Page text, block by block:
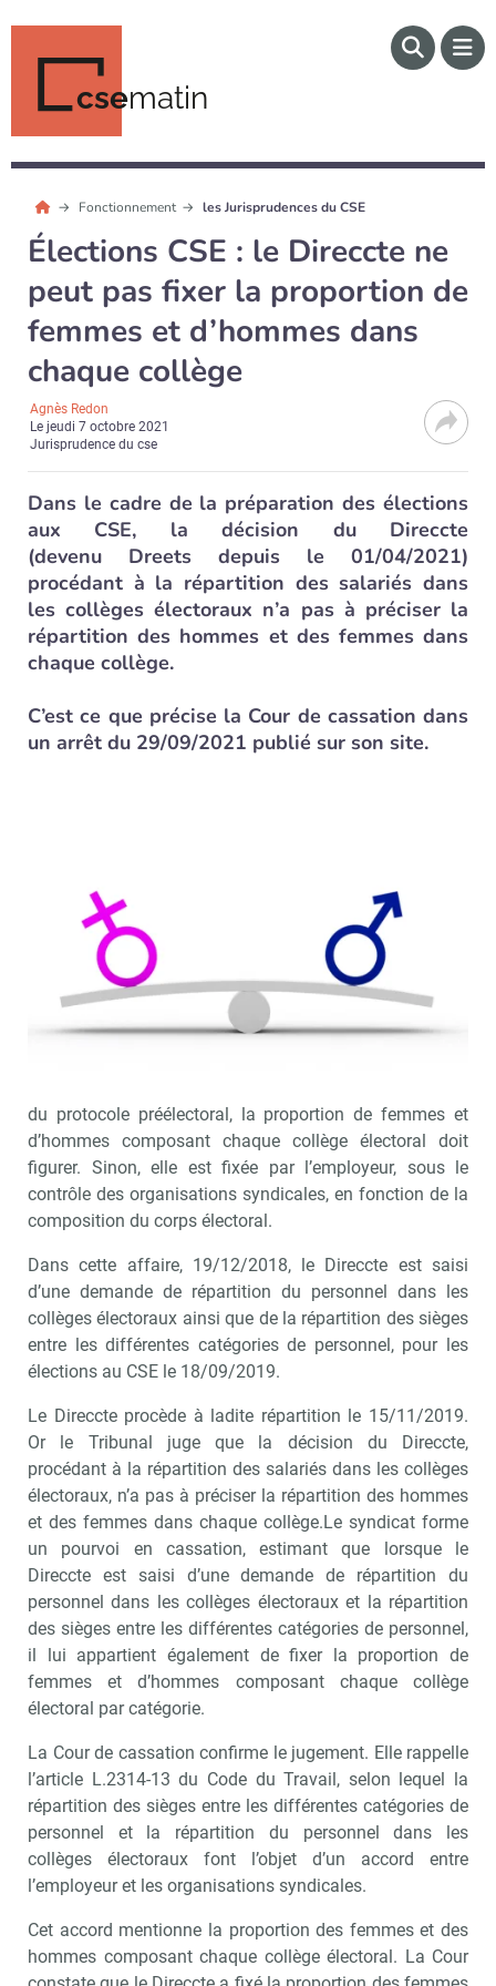
csematin
Fonctionnement les Jurisprudences du CSE
Élections CSE : le Direccte ne
peut pas fixer la proportion de
femmes et d’hommes dans
chaque collège
Agnès Redon
Lejeudi 7 octobre 2021
Jurisprudence du cse
Dans le cadre de la préparation des élections
aux CSE, la décision du Direccte
(devenu Dreets depuis le 01/04/2021)
procédant à la répartition des salariés dans
les collèges électoraux n’a pas à préciser la
répartition des hommes et des femmes dans
chaque collège.
C’est ce que précise la Cour de cassation dans
un arrêt du 29/09/2021 publié sur son site.
Cass. soc., 29/09/2021, n° 20-60 246 - © DR.
du protocole préélectoral, la proportion de femmes et
d’hommes composant chaque collège électoral doit
figurer. Sinon, elle est fixée par l’employeur, sous le
contrôle des organisations syndicales, en fonction de la
composition du corps électoral.
Dans cette affaire, 19/12/2018, le Direccte est saisi
d’une demande de répartition du personnel dans les
collèges électoraux ainsi que de la répartition des sièges
entre les différentes catégories de personnel, pour les
élections au CSE le 18/09/2019.
Le Direccte procède à ladite répartition le 15/11/2019.
Or le Tribunal juge que la décision du Direccte,
procédant à la répartition des salariés dans les collèges
électoraux, n’a pas à préciser la répartition des hommes
et des femmes dans chaque collège.Le syndicat forme
un pourvoi en cassation, estimant que lorsque le
Direccte est saisi d’une demande de répartition du
personnel dans les collèges électoraux et la répartition
des sièges entre les différentes catégories de personnel,
il lui appartient également de fixer la proportion de
femmes et d’hommes composant chaque collège
électoral par catégorie.
La Cour de cassation confirme le jugement. Elle rappelle
l’article L.2314-13 du Code du Travail, selon lequel la
répartition des sièges entre les différentes catégories de
personnel et la répartition du personnel dans les
collèges électoraux font l’objet d’un accord entre
l’employeur et les organisations syndicales.
Cet accord mentionne la proportion des femmes et des
hommes composant chaque collège électoral. La Cour